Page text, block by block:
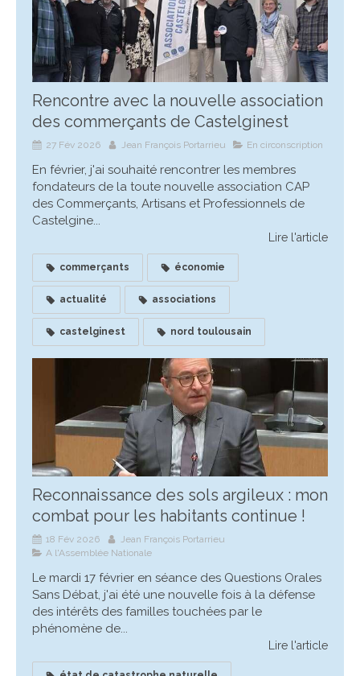
Rencontre avec la nouvelle association
des commerçants de Castelginest
27 Fév 2026 Jean François Portarrieu En circonscription
En février, j'ai souhaité rencontrer les membres
fondateurs de la toute nouvelle association CAP
des Commerçants, Artisans et Professionnels de
Castelgine...
Lire l'article
commerçants économie
actualité associations
castelginest nord toulousain
Reconnaissance des sols argileux : mon
combat pour les habitants continue !
18 Fév 2026
Jean François Portarrieu
A l'Assemblée Nationale
Le mardi 17 février en séance des Questions Orales
Sans Débat, j'ai été une nouvelle fois à la défense
des intérêts des familles touchées par le
phénomène de...
Lire l'article